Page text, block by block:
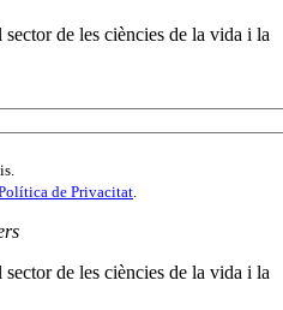
de les ciències de la vida i la
de Privacitat
de les ciències de la vida i la